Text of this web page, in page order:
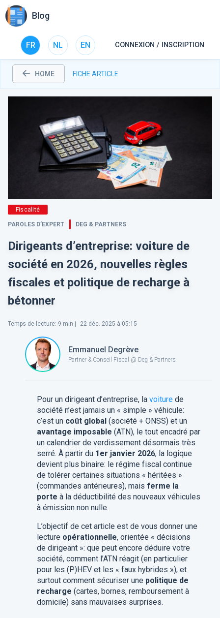
Blog
FR NL EN CONNEXION / INSCRIPTION
HOME FICHE ARTICLE
Fiscalité
PAROLES D’EXPERT DEG & PARTNERS
Dirigeants d’entreprise: voiture de
société en 2026, nouvelles règles
fiscales et politique de recharge à
bétonner
Temps de lecture: 9 min | 22 déc. 2025 à 05:15
Emmanuel Degrève
Partner & Conseil Fiscal @ Deg & Partners
Pour un dirigeant d’entreprise, la voiturede
société n’est jamais un « simple » véhicule:
c’est un coût global(société + ONSS) et un
avantage imposable (ATN), le tout encadré par
un calendrier de verdissement désormais très
serré. À partir du 1er janvier 2026, la logique
devient plus binaire: le régime fiscal continue
de tolérer certaines situations « héritées »
(commandes antérieures), mais ferme la
porte à la déductibilité des nouveaux véhicules
à émission non nulle.
L’objectif de cet article est de vous donner une
lecture opérationnelle, orientée « décisions
de dirigeant »: que peut encore déduire votre
société, comment l’ATN réagit (en particulier
pour les (P)HEV et les « faux hybrides »), et
surtout comment sécuriser une politique de
recharge (cartes, bornes, remboursement à
domicile) sans mauvaises surprises.